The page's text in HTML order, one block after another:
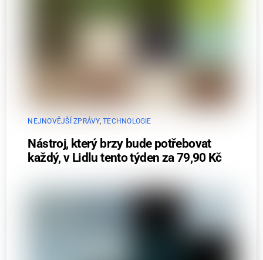
NEJNOVĚJŠÍ ZPRÁVY,TECHNOLOGIE
Nástroj, který brzy bude potřebovat
každý, v Lidlu tento týden za 79,90 Kč